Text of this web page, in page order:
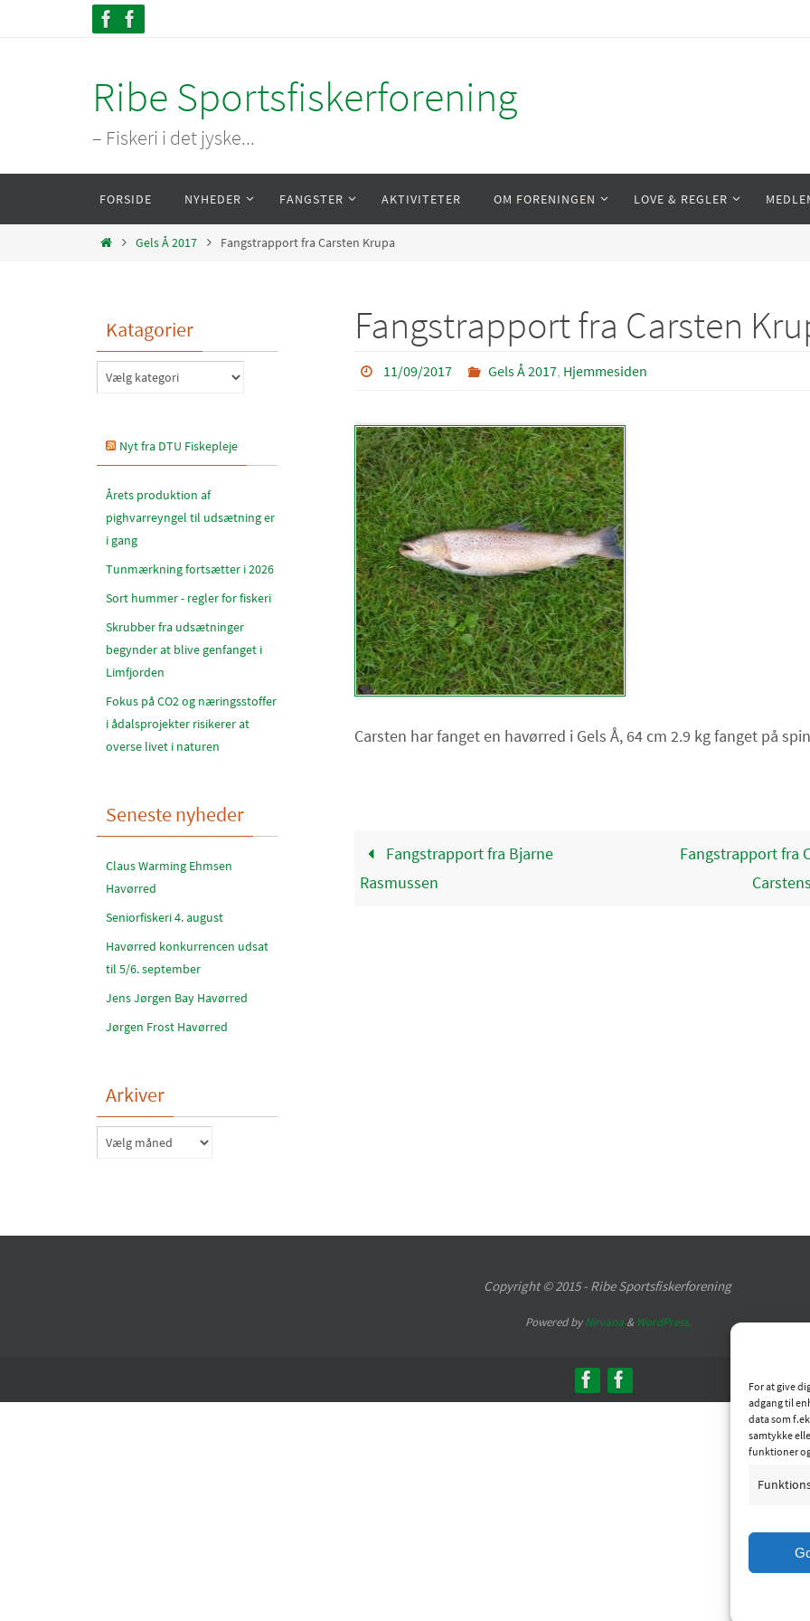
For at give
adgang til
data som
samtykke
funktioner
Ribe Sportsfiskerforening
– Fiskeri i det jyske...
content
FORSIDE NYHEDER FANGSTER AKTIVITETER OM FORENINGEN LOVE & REGLER
HomeGels Å 2017 Fangstrapport fra Carsten Krupa
Fangstrapport fra Carsten
11/09/2017 Gels Å 2017, Hjemmesiden
Carsten har fanget en havørred i Gels Å, 64 cm 2.9 kg fanget på
Fangstrapport fra Bjarne
Rasmussen
Fangstrapport fra
Katagorier
Katagorier
Nyt fra DTU Fiskepleje
Årets produktion af
pighvarreyngel til udsætning er
i gang
Tunmærkning fortsætter i 2026
Sort hummer - regler for fiskeri
Skrubber fra udsætninger
begynder at blive genfanget i
Limfjorden
Fokus på CO2 og næringsstoffer
i ådalsprojekter risikerer at
overse livet i naturen
Seneste nyheder
Claus Warming Ehmsen
Havørred
Seniorfiskeri 4. august
Havørred konkurrencen udsat
til 5/6. september
Jens Jørgen Bay Havørred
Jørgen Frost Havørred
Arkiver
Arkiver
Copyright © 2015 - Ribe Sportsfiskerforening
Powered byNirvana& WordPress.